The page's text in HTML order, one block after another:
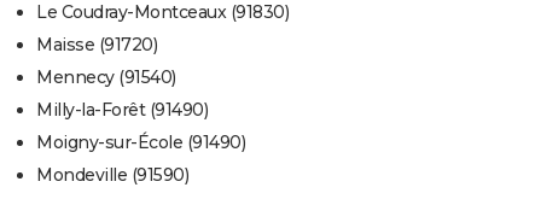
Le Coudray-Montceaux (91830)
Maisse (91720)
Mennecy (91540)
Milly-la-Forêt (91490)
Moigny-sur-École (91490)
Mondeville (91590)